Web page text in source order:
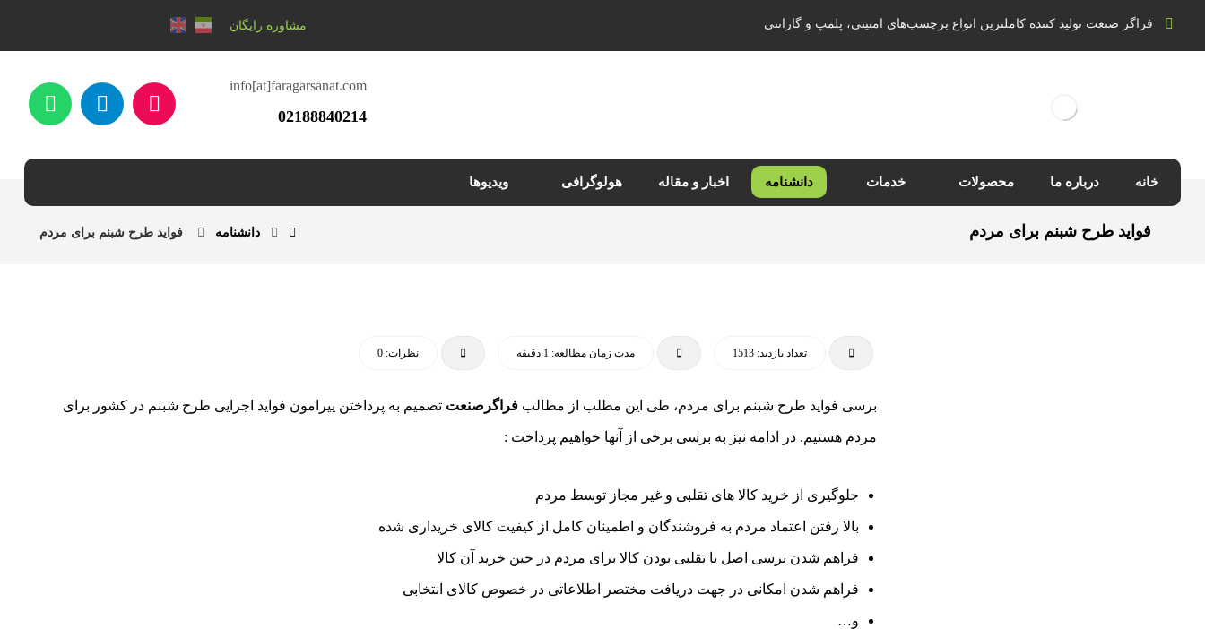
فراگر صنعت تولید کننده کاملترین انواع برچسب‌های امنیتی، پلمپ و گارانتی مشاوره رایگان
info[at]faragarsanat.com
02188840214
خانه درباره ما محصولات خدمات دانشنامه اخبار و مقاله هولوگرافی ویدیوها
فواید طرح شبنم برای مردم دانشنامه فواید طرح شبنم برای مردم
تعداد بازدید: 1513 مدت زمان مطالعه: 1 دقیقه نظرات: 0
برسی فواید طرح شبنم برای مردم، طی این مطلب از مطالب فراگرصنعت تصمیم به پرداختن پیرامون فواید اجرایی طرح شبنم در کشور برای
مردم هستیم. در ادامه نیز به برسی برخی از آنها خواهیم پرداخت :
جلوگیری از خرید کالا های تقلبی و غیر مجاز توسط مردم
بالا رفتن اعتماد مردم به فروشندگان و اطمینان کامل از کیفیت کالای خریداری شده
فراهم شدن برسی اصل یا تقلبی بودن کالا برای مردم در حین خرید آن کالا
فراهم شدن امکانی در جهت دریافت مختصر اطلاعاتی در خصوص کالای انتخابی
و…